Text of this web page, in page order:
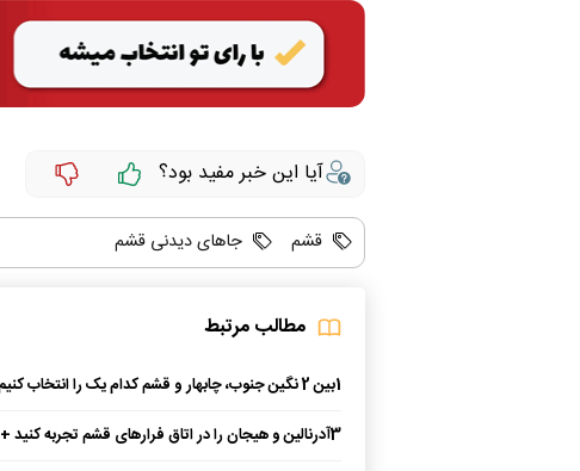
آیا این خبر مفید بود؟
قشم جاهای دیدنی قشم
مطالب مرتبط
1بین 2 نگین جنوب، چابهار و قشم کدام یک را انتخاب کنیم؟
3آدرنالین و هیجان را در اتاق فرارهای قشم تجربه کنید +